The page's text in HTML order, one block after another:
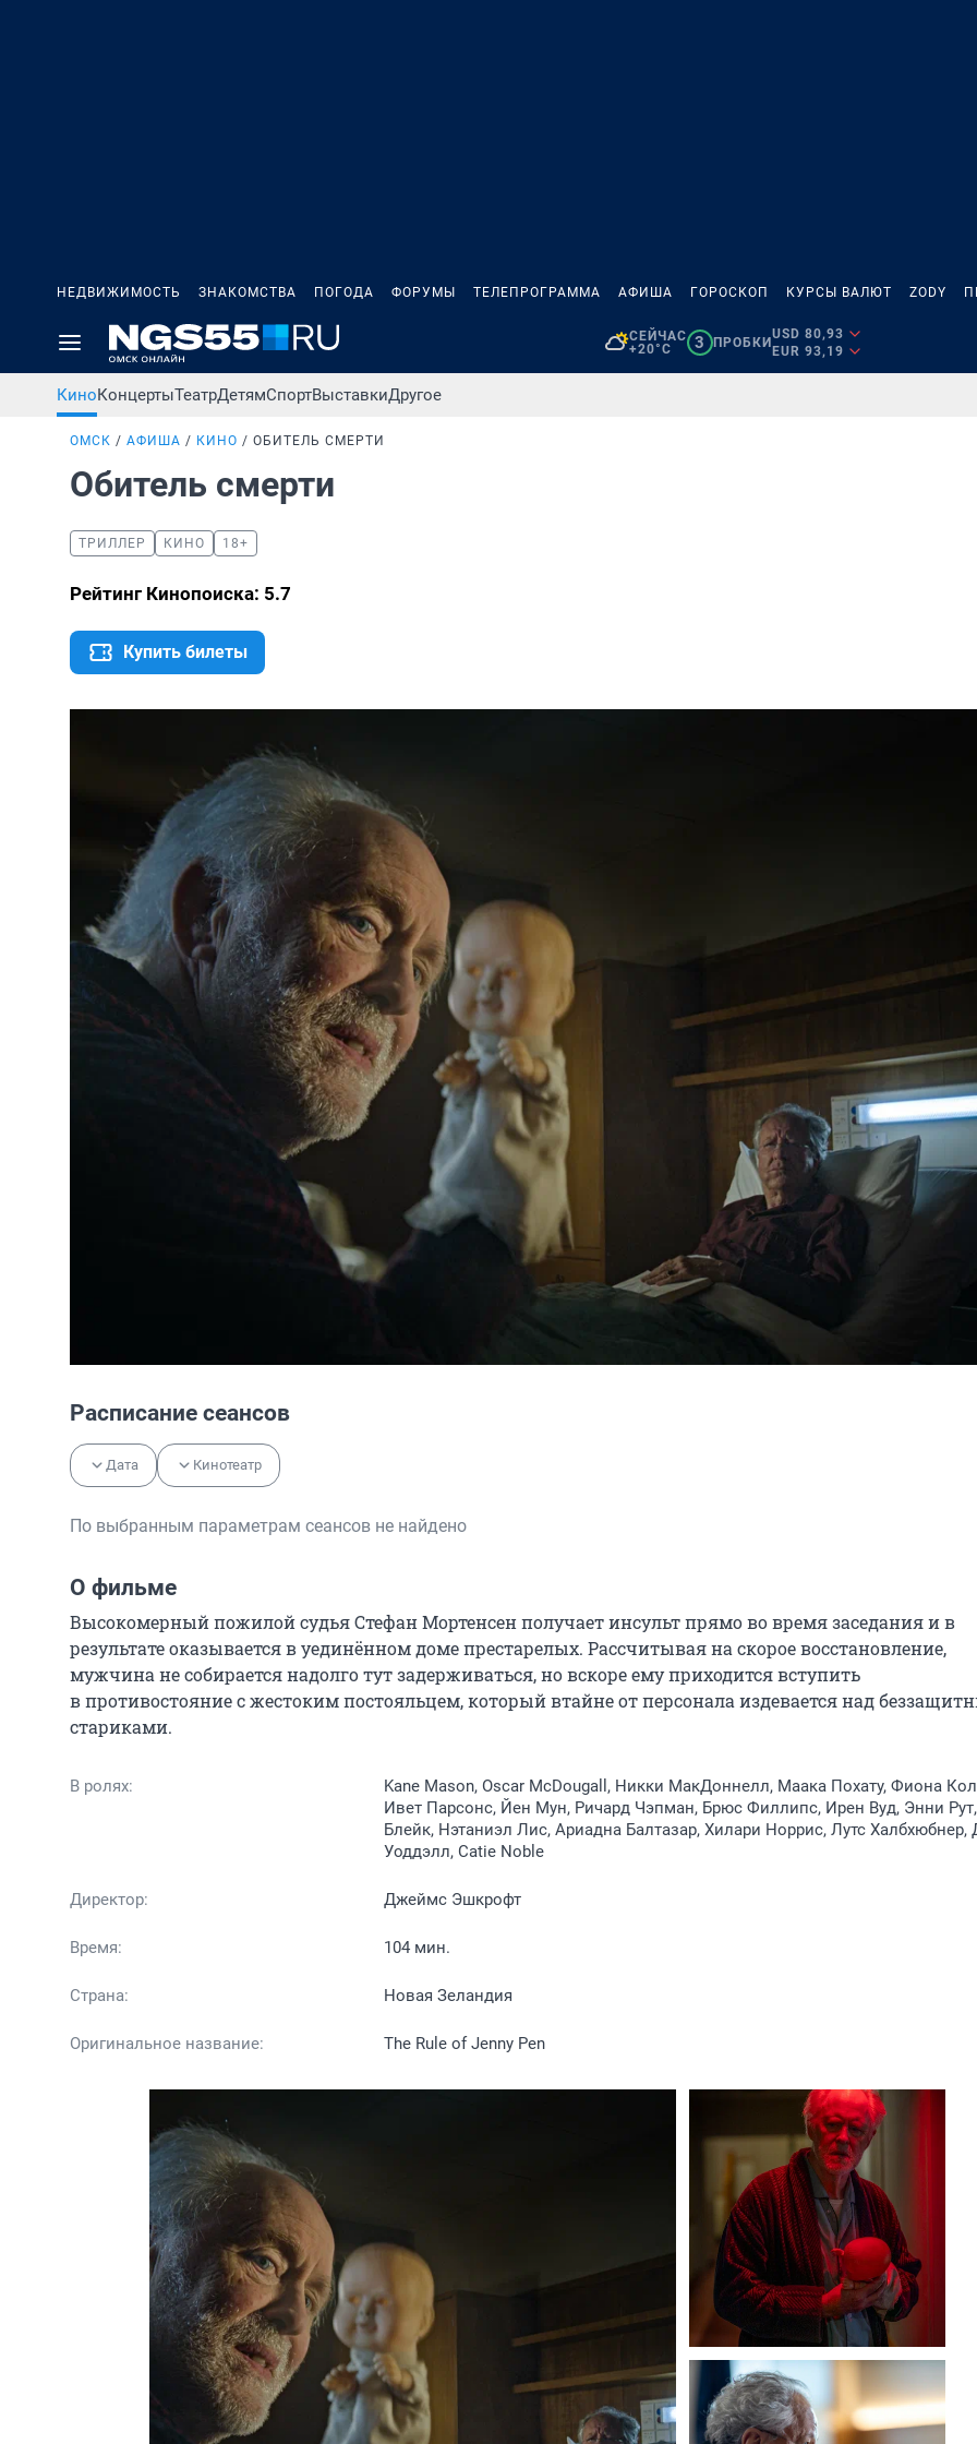
НЕДВИЖИМОСТЬ ЗНАКОМСТВА ПОГОДА ФОРУМЫ ТЕЛЕПРОГРАММА АФИША ГОРОСКОП КУРСЫ ВАЛЮТ ZODY
СЕЙЧАС
+20°C
3 ПРОБКИ
USD 80,93
EUR 93,19
КиноКонцертыТеатрДетямСпортВыставкиДругое
ОМСК АФИША КИНО ОБИТЕЛЬ СМЕРТИ
Обитель смерти
ТРИЛЛЕР КИНО 18+
Рейтинг Кинопоиска: 5.7
Купить билеты
Расписание сеансов
Дата Кинотеатр
По выбранным параметрам сеансов не найдено
О фильме
Высокомерный пожилой судья Стефан Мортенсен получает инсульт прямо во время заседания и в
результате оказывается в уединённом доме престарелых. Рассчитывая на скорое восстановление,
мужчина не собирается надолго тут задерживаться, но вскоре ему приходится вступить
в противостояние с жестоким постояльцем, который втайне от персонала издевается над
стариками.
В ролях:
Kane Mason, Oscar McDougall, Никки МакДоннелл, Маака Похату, Фиона
Ивет Парсонс, Йен Мун, Ричард Чэпман, Брюс Филлипс, Ирен Вуд, Энни
Блейк, Нэтаниэл Лис, Ариадна Балтазар, Хилари Норрис, Лутс
Уоддэлл, Catie Noble
Директор: Джеймс Эшкрофт
Время: 104 мин.
Страна: Новая Зеландия
Оригинальное название: The Rule of Jenny Pen